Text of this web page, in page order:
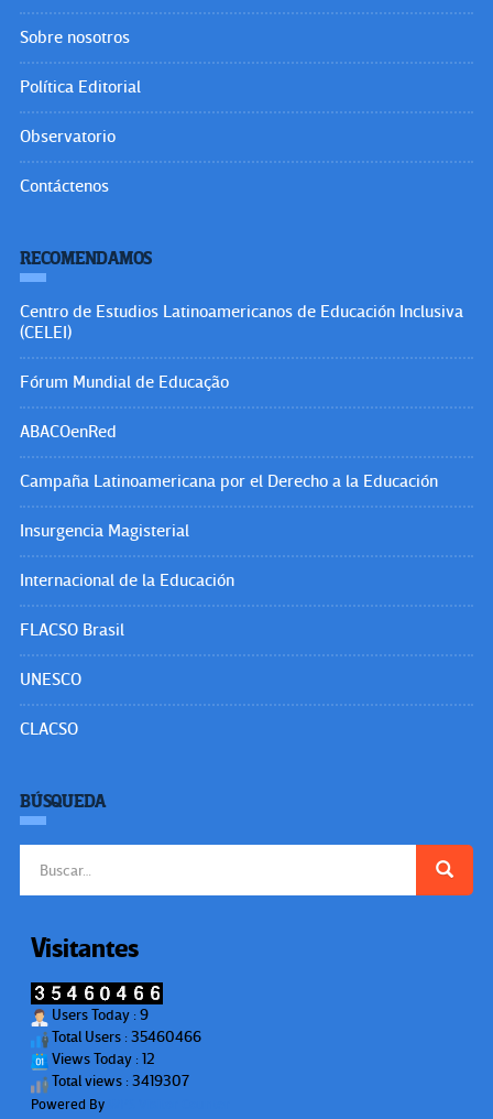
Sobre nosotros
Política Editorial
Observatorio
Contáctenos
RECOMENDAMOS
Centro de Estudios Latinoamericanos de Educación Inclusiva
(CELEI)
Fórum Mundial de Educação
ABACOenRed
Campaña Latinoamericana por el Derecho a la Educación
Insurgencia Magisterial
Internacional de la Educación
FLACSO Brasil
UNESCO
CLACSO
BÚSQUEDA
Visitantes
Users Today : 9
Total Users : 35460466
Views Today : 12
Total views : 3419307
Powered By